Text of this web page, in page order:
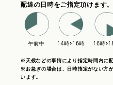
配達の日時をご指定頂けます。
※天候などの事情により指定時間内に
※お急ぎの場合は、日時指定がない方
います。